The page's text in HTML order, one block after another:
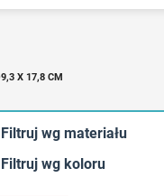
X 17,8 CM
Filtruj wg materiału
Filtruj wg koloru